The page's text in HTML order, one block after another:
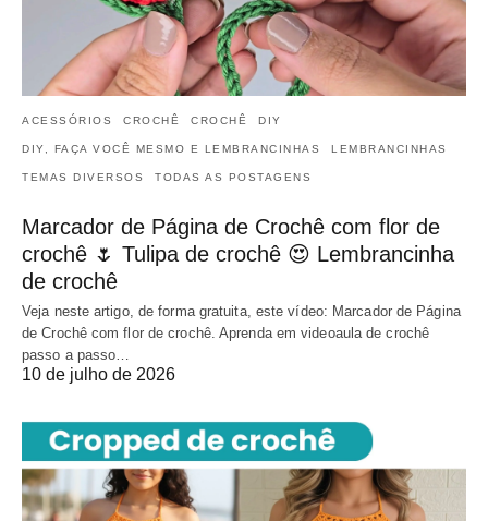
ACESSÓRIOS CROCHÊ CROCHÊ DIY
DIY, FAÇA VOCÊ MESMO E LEMBRANCINHAS LEMBRANCINHAS
TEMAS DIVERSOS TODAS AS POSTAGENS
Marcador de Página de Crochê com flor de
crochê 🌷 Tulipa de crochê 😍 Lembrancinha
de crochê
Veja neste artigo, de forma gratuita, este vídeo: Marcador de Página
de Crochê com flor de crochê. Aprenda em videoaula de crochê
passo a passo…
10 de julho de 2026